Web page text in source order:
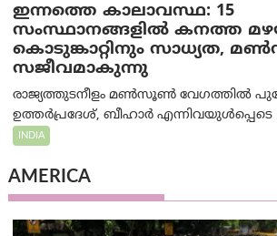
ഇന്നത്തെ കാലാവസ്ഥ: 15
സംസ്ഥാനങ്ങളിൽ കനത്ത
കൊടുങ്കാറ്റിനും സാധ്യത,
സജീവമാകുന്നു
രാജ്യത്തുടനീളം മൺസൂൺ വേഗത്തിൽ
ഉത്തർപ്രദേശ്, ബീഹാർ എന്നിവയുൾപ്പെടെ
INDIA
AMERICA